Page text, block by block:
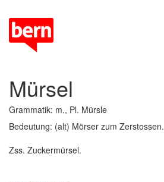
Mürsel
Grammatik: m., Pl. Mürsle
Bedeutung: (alt) Mörser zum Zerstossen.
Zss. Zuckermürsel.